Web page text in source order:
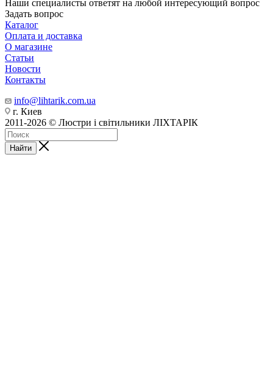
Наши специалисты ответят на любой интересующий вопрос
Задать вопрос
Каталог
Оплата и доставка
О магазине
Статьи
Новости
Контакты
info@lihtarik.com.ua
г. Киев
2011-2026 © Люстри і світильники ЛІХТАРІК
Найти